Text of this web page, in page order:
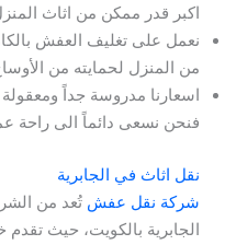
اكبر قدر ممكن من اثاث
نعمل على تغليف العفش
من المنزل لحمايته من
اسعارنا مدروسة جداً
فنحن نسعى دائماً الى راحة
نقل اثاث في الجابرية
شركة نقل عفش تُعد من
الجابرية بالكويت، حيث